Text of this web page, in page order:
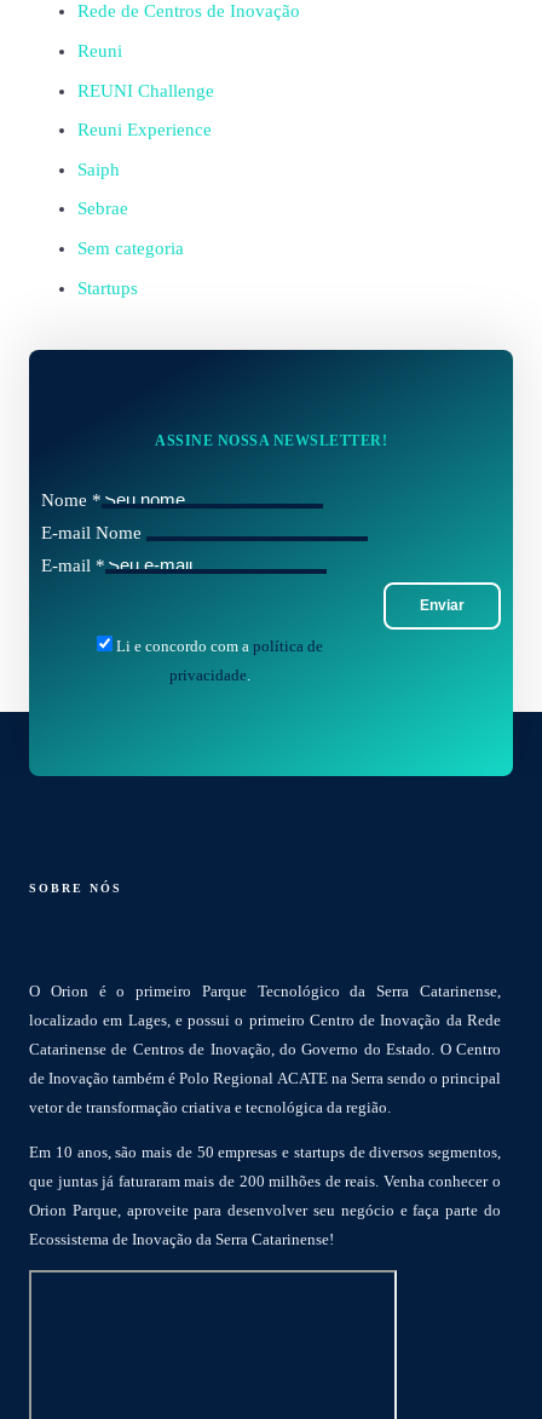
Rede de Centros de Inovação
Reuni
REUNI Challenge
Reuni Experience
Saiph
Sebrae
Sem categoria
Startups
ASSINE NOSSA NEWSLETTER!
Nome *
E-mail Nome
E-mail *
Enviar
Li e concordo com a política de
privacidade.
SOBRE NÓS
O Orion é o primeiro Parque Tecnológico da Serra Catarinense,
localizado em Lages, e possui o primeiro Centro de Inovação da Rede
Catarinense de Centros de Inovação, do Governo do Estado. O Centro
de Inovação também é Polo Regional ACATE na Serra sendo o principal
vetor de transformação criativa e tecnológica da região.
Em 10 anos, são mais de 50 empresas e startups de diversos segmentos,
que juntas já faturaram mais de 200 milhões de reais. Venha conhecer o
Orion Parque, aproveite para desenvolver seu negócio e faça parte do
Ecossistema de Inovação da Serra Catarinense!